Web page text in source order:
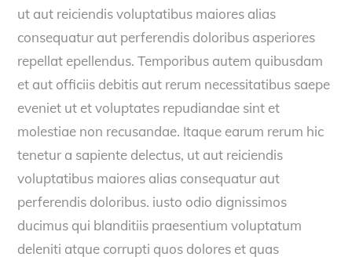
ut aut reiciendis voluptatibus maiores alias
consequatur aut perferendis doloribus asperiores
repellat epellendus. Temporibus autem quibusdam
et aut officiis debitis aut rerum necessitatibus saepe
eveniet ut et voluptates repudiandae sint et
molestiae non recusandae. Itaque earum rerum hic
tenetur a sapiente delectus, ut aut reiciendis
voluptatibus maiores alias consequatur aut
perferendis doloribus. iusto odio dignissimos
ducimus qui blanditiis praesentium voluptatum
deleniti atque corrupti quos dolores et quas